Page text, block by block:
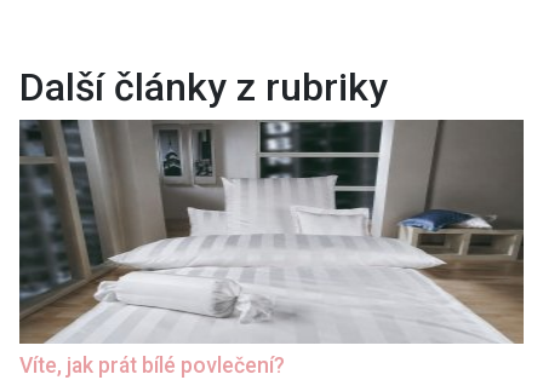
Další články z rubriky
Víte, jak prát bílé povlečení?